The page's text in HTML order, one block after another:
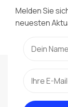
Melden Sie
neuesten